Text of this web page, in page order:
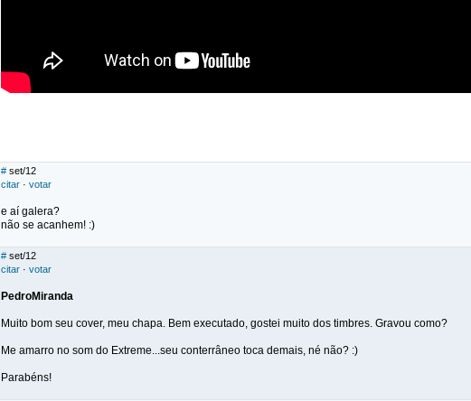
# set/12
citar · votar
e aí galera?
não se acanhem! :)
# set/12
citar · votar
PedroMiranda
Muito bom seu cover, meu chapa. Bem executado, gostei muito dos timbres. Gravou como?
Me amarro no som do Extreme...seu conterrâneo toca demais, né não? :)
Parabéns!